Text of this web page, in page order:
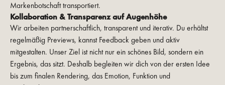
Markenbotschaft transportiert.
Kollaboration & Transparenz auf Augenhöhe
Wir arbeiten partnerschaftlich, transparent und iterativ. Du erhältst
regelmäßig Previews, kannst Feedback geben und aktiv
mitgestalten. Unser Ziel ist nicht nur ein schönes Bild, sondern ein
Ergebnis, das sitzt. Deshalb begleiten wir dich von der ersten Idee
bis zum finalen Rendering, das Emotion, Funktion und